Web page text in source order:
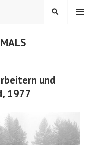
MENÜ
SUCHEN
und
1977